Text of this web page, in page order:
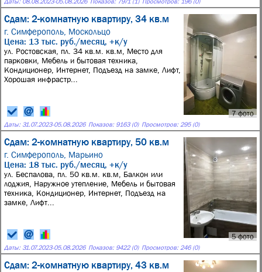
Сдам: 2-комнатную квартиру, 34 кв.м
г. Симферополь, Москольцо
7 фото
Цена: 13 тыс. руб./месяц, +к/у
ул. Ростовская, пл. 34 кв.м. кв.м, Место для
парковки, Мебель и бытовая техника,
Кондиционер, Интернет, Подъезд на замке, Лифт,
Хорошая инфрастр...
Даты: 31.07.2023-05.08.2026 Показов: 9163 (0) Просмотров: 295 (0)
Сдам: 2-комнатную квартиру, 50 кв.м
г. Симферополь, Марьино
5 фото
Цена: 18 тыс. руб./месяц, +к/у
ул. Беспалова, пл. 50 кв.м. кв.м, Балкон или
лоджия, Наружное утепление, Мебель и бытовая
техника, Кондиционер, Интернет, Подъезд на
замке, Лифт...
Даты: 31.07.2023-05.08.2026 Показов: 9422 (0) Просмотров: 246 (0)
Сдам: 2-комнатную квартиру, 43 кв.м